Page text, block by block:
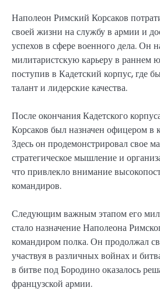
Наполеон Римский Корсаков
своей жизни на службу в армии и
успехов в сфере военного дела. Он
милитаристскую карьеру в раннем
поступив в Кадетский корпус, где
талант и лидерские качества.
После окончания Кадетского
Корсаков был назначен офицером в
Здесь он продемонстрировал свое
стратегическое мышление и
что привлекло внимание
командиров.
Следующим важным этапом его
стало назначение Наполеона
командиром полка. Он продолжал
участвуя в различных войнах и
в битве под Бородино оказалось
французской армии.